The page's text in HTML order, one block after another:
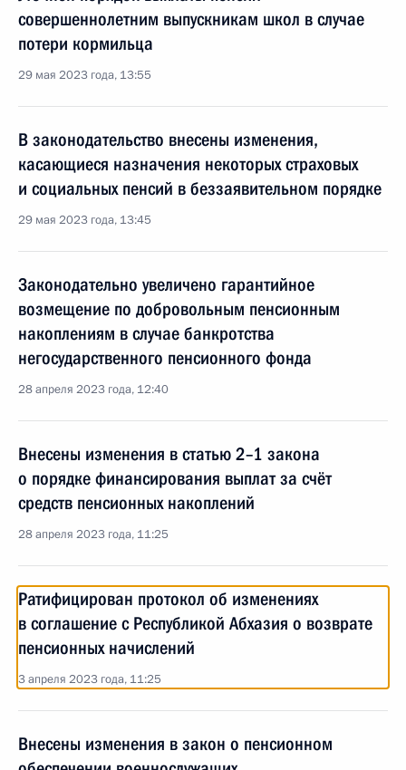
совершеннолетним выпускникам школ в случае
потери кормильца
29 мая 2023 года, 13:55
В законодательство внесены изменения,
касающиеся назначения некоторых страховых
и социальных пенсий в беззаявительном порядке
29 мая 2023 года, 13:45
Законодательно увеличено гарантийное
возмещение по добровольным пенсионным
накоплениям в случае банкротства
негосударственного пенсионного фонда
28 апреля 2023 года, 12:40
Внесены изменения в статью 2–1 закона
о порядке финансирования выплат за счёт
средств пенсионных накоплений
28 апреля 2023 года, 11:25
Ратифицирован протокол об изменениях
в соглашение с Республикой Абхазия о возврате
пенсионных начислений
3 апреля 2023 года, 11:25
Внесены изменения в закон о пенсионном